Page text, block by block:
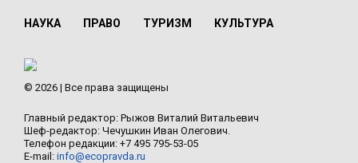
НАУКА ПРАВО ТУРИЗМ КУЛЬТУРА
© 2026 | Все права защищены
Главный редактор: Рыжов Виталий Витальевич
Шеф-редактор: Чечушкин Иван Олегович.
Телефон редакции: +7 495 795-53-05
E-mail: info@ecopravda.ru